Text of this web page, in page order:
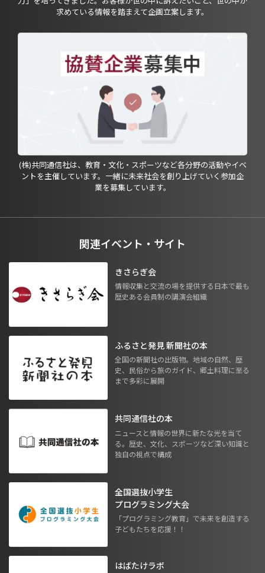
求めている情報を踏まえて企画立案します。
(株)共同通信社は、教育・文化・スポーツなど各分野の活動やイベ
ントを主催しています。一緒に未来社会を創り上げていく参加企
業を募集しています。
関連イベント・サイト
きさらぎ会
情報収集と交流の場を提供する日本で最も
歴史ある会員制の講演会組織
ふるさと発見 新聞社の本
全国の新聞社の出版物。地域の自然、歴
史、民俗から旅のガイド、郷土料理に至る
まで多彩に展開
共同通信社の本
ニュースと情報の世界に新たな光を当て
る。歴史、文化、スポーツなど深い知識と
独自の視点で構成
全国選抜小学生
プログラミング大会
「プログラミング教育」で未来を創造する
子どもたちを応援！！
はばたけラボ